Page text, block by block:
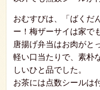
おむすびは、「ばくだ
ー！梅ザーサイは家で
唐揚げ弁当はお肉がと
軽い口当たりで、素朴
しいひと品でした。
お茶には点数シールは